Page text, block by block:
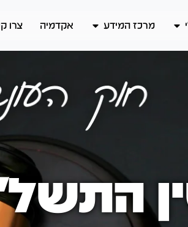
מרכז המידע אקדמיה צרו